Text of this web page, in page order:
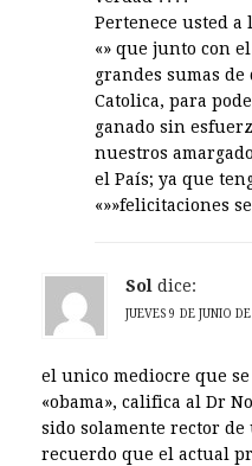
Pertenece usted a
«» que junto con
grandes sumas
Catolica, para
ganado sin
nuestros
el País; ya que
«»»felicitaciones
Sol dice:
JUEVES 9 DE JUNIO
el unico mediocre que
«obama», califica al Dr
sido solamente rector
recuerdo que el actual